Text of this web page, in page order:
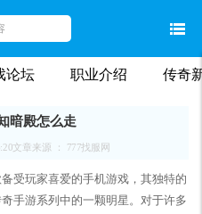
论坛 职业介绍
传奇
暗殿怎么走
文章来源 ： 777找服网
受玩家喜爱的手机游戏，其独特的
手游系列中的一颗明星。对于许多